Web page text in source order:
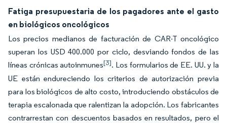
Fatiga presupuestaria de los pagadores ante el gasto
en biológicos oncológicos
Los precios medianos de facturación de CAR-T oncológico
superan los USD 400.000 por ciclo, desviando fondos de las
líneas crónicas autoinmunes[3]. Los formularios de EE. UU. y la
UE están endureciendo los criterios de autorización previa
para los biológicos de alto costo, introduciendo obstáculos de
terapia escalonada que ralentizan la adopción. Los fabricantes
contrarrestan con descuentos basados en resultados, pero el